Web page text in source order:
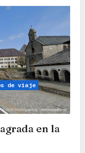
de viaje
en la